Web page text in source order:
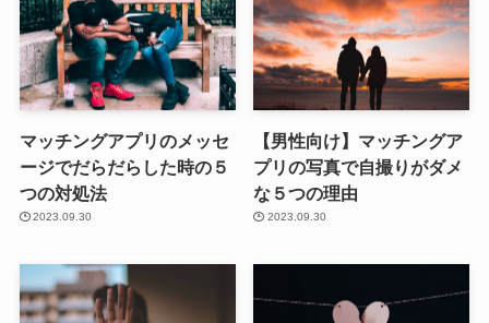
マッチングアプリのメッセ
ージでだらだらした時の５
つの対処法
2023.09.30
【男性向け】マッチングア
プリの写真で自撮りがダメ
な５つの理由
2023.09.30